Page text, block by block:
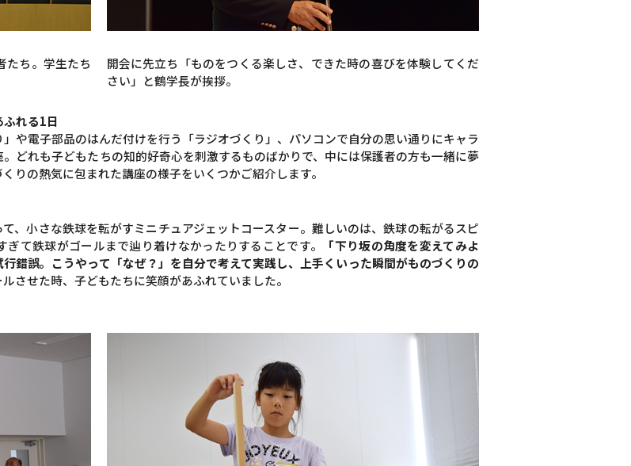
たち。学生たち
開会に先立ち「ものをつくる楽しさ、できた時の喜びを体験してくだ
さい」と鶴学長が挨拶。
れる1日
や電子部品のはんだ付けを行う「ラジオづくり」、パソコンで自分の思い通りにキャラ
どれも子どもたちの知的好奇心を刺激するものばかりで、中には保護者の方も一緒に夢
りの熱気に包まれた講座の様子をいくつかご紹介します。
、小さな鉄球を転がすミニチュアジェットコースター。難しいのは、鉄球の転がるスピ
て鉄球がゴールまで辿り着けなかったりすることです。
「下り坂の角度を変えてみよ
錯誤。こうやって「なぜ？」を自分で考えて実践し、上手くいった瞬間がものづくりの
させた時、子どもたちに笑顔があふれていました。